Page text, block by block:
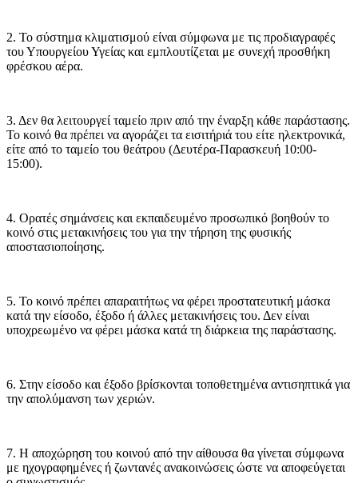
2. Το σύστημα κλιματισμού είναι σύμφωνα με τις προδιαγραφές
του Υπουργείου Υγείας και εμπλουτίζεται με συνεχή προσθήκη
φρέσκου αέρα.
3. Δεν θα λειτουργεί ταμείο πριν από την έναρξη κάθε παράστασης.
Το κοινό θα πρέπει να αγοράζει τα εισιτήριά του είτε ηλεκτρονικά,
είτε από το ταμείο του θεάτρου (Δευτέρα-Παρασκευή 10:00-
15:00).
4. Ορατές σημάνσεις και εκπαιδευμένο προσωπικό βοηθούν το
κοινό στις μετακινήσεις του για την τήρηση της φυσικής
αποστασιοποίησης.
5. Το κοινό πρέπει απαραιτήτως να φέρει προστατευτική μάσκα
κατά την είσοδο, έξοδο ή άλλες μετακινήσεις του. Δεν είναι
υποχρεωμένο να φέρει μάσκα κατά τη διάρκεια της παράστασης.
6. Στην είσοδο και έξοδο βρίσκονται τοποθετημένα αντισηπτικά για
την απολύμανση των χεριών.
7. Η αποχώρηση του κοινού από την αίθουσα θα γίνεται σύμφωνα
με ηχογραφημένες ή ζωντανές ανακοινώσεις ώστε να αποφεύγεται